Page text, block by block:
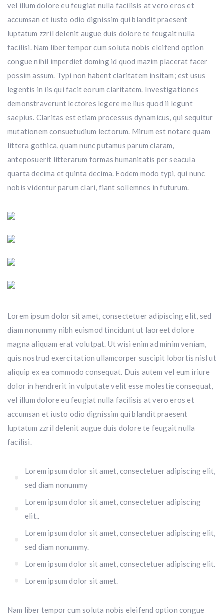
vel illum dolore eu feugiat nulla facilisis at vero eros et
accumsan et iusto odio dignissim qui blandit praesent
luptatum zzril delenit augue duis dolore te feugait nulla
facilisi. Nam liber tempor cum soluta nobis eleifend option
congue nihil imperdiet doming id quod mazim placerat facer
possim assum. Typi non habent claritatem insitam; est usus
legentis in iis qui facit eorum claritatem. Investigationes
demonstraverunt lectores legere me lius quod ii legunt
saepius. Claritas est etiam processus dynamicus, qui sequitur
mutationem consuetudium lectorum. Mirum est notare quam
littera gothica, quam nunc putamus parum claram,
anteposuerit litterarum formas humanitatis per seacula
quarta decima et quinta decima. Eodem modo typi, qui nunc
nobis videntur parum clari, fiant sollemnes in futurum.
Lorem ipsum dolor sit amet, consectetuer adipiscing elit, sed
diam nonummy nibh euismod tincidunt ut laoreet dolore
magna aliquam erat volutpat. Ut wisi enim ad minim veniam,
quis nostrud exerci tation ullamcorper suscipit lobortis nisl ut
aliquip ex ea commodo consequat. Duis autem vel eum iriure
dolor in hendrerit in vulputate velit esse molestie consequat,
vel illum dolore eu feugiat nulla facilisis at vero eros et
accumsan et iusto odio dignissim qui blandit praesent
luptatum zzril delenit augue duis dolore te feugait nulla
facilisi.
Lorem ipsum dolor sit amet, consectetuer adipiscing elit,
sed diam nonummy
Lorem ipsum dolor sit amet, consectetuer adipiscing
elit..
Lorem ipsum dolor sit amet, consectetuer adipiscing elit,
sed diam nonummy.
Lorem ipsum dolor sit amet, consectetuer adipiscing elit.
Lorem ipsum dolor sit amet.
Nam liber tempor cum soluta nobis eleifend option congue